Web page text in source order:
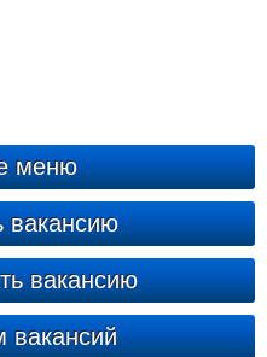
меню
вакансию
вакансию
вакансий